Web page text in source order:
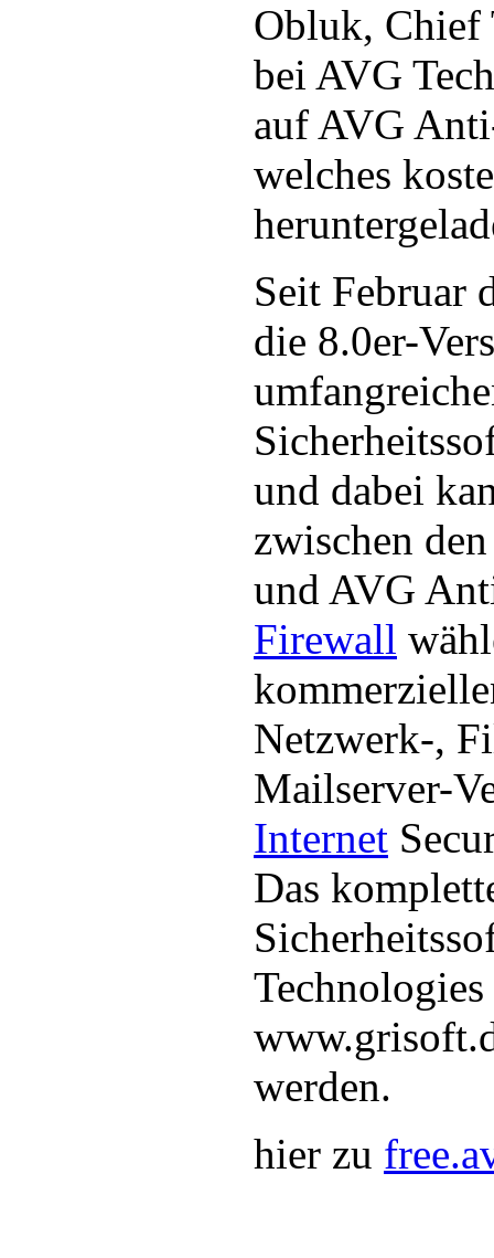
Obluk, Chief
bei AVG
auf AVG
welches
Seit Februar
die 8.0er-
und dabei
zwischen
und AVG
Firewall
Netzwerk-,
Mailserver-
Internet
Das
werden.
hier zu